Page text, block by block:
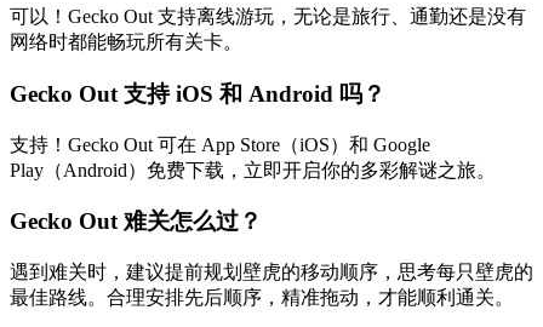
可以！Gecko Out 支持离线游玩，无论是旅行、通勤还是没有
网络时都能畅玩所有关卡。
Gecko Out 支持 iOS 和 Android 吗？
支持！Gecko Out 可在 App Store（iOS）和 Google
Play（Android）免费下载，立即开启你的多彩解谜之旅。
Gecko Out 难关怎么过？
遇到难关时，建议提前规划壁虎的移动顺序，思考每只壁虎的
最佳路线。合理安排先后顺序，精准拖动，才能顺利通关。